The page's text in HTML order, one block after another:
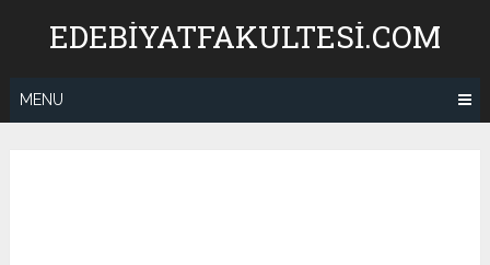
EDEBIYATFAKULTESI.COM
MENU